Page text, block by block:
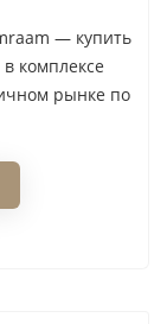
проектами в
цене
— купить
комплексе
рынке по